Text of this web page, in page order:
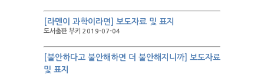
[라멘이 과학이라면] 보도자료 및 표지
도서출판 부키 2019-07-04
[불안하다고 불안해하면 더 불안해지니까] 보도자료
및 표지